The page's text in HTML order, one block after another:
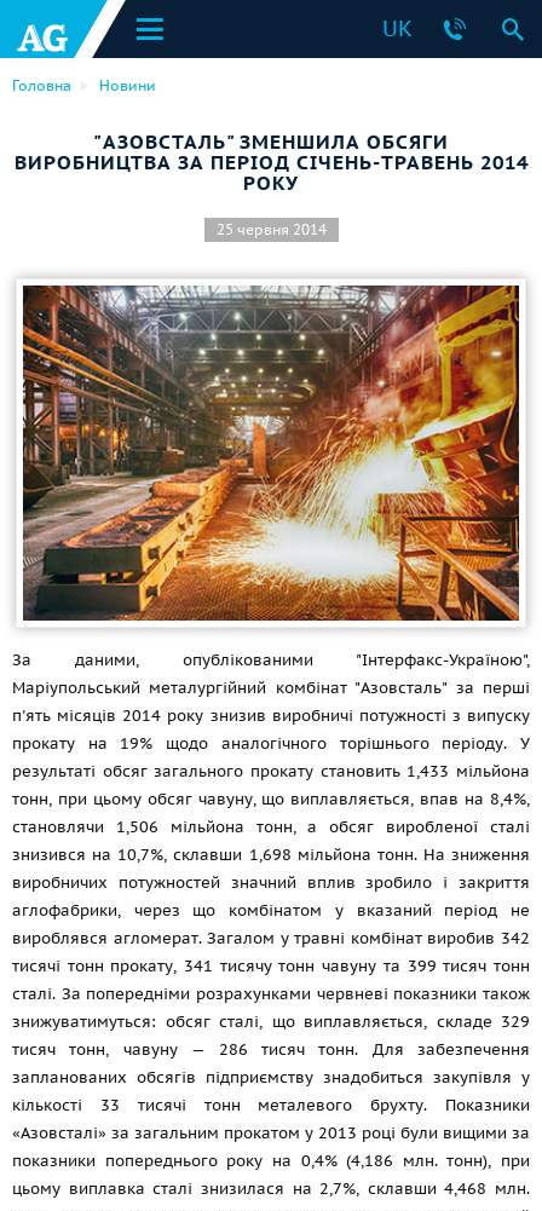
UK
Головна Новини
"АЗОВСТАЛЬ" ЗМЕНШИЛА ОБСЯГИ
ВИРОБНИЦТВА ЗА ПЕРІОД СІЧЕНЬ-ТРАВЕНЬ 2014
РОКУ
25 червня 2014
За даними, опублікованими "Інтерфакс-Україною",
Маріупольський металургійний комбінат "Азовсталь" за перші
п'ять місяців 2014 року знизив виробничі потужності з випуску
прокату на 19% щодо аналогічного торішнього періоду. У
результаті обсяг загального прокату становить 1,433 мільйона
тонн, при цьому обсяг чавуну, що виплавляється, впав на 8,4%,
становлячи 1,506 мільйона тонн, а обсяг виробленої сталі
знизився на 10,7%, склавши 1,698 мільйона тонн. На зниження
виробничих потужностей значний вплив зробило і закриття
аглофабрики, через що комбінатом у вказаний період не
вироблявся агломерат. Загалом у травні комбінат виробив 342
тисячі тонн прокату, 341 тисячу тонн чавуну та 399 тисяч тонн
сталі. За попередніми розрахунками червневі показники також
знижуватимуться: обсяг сталі, що виплавляється, складе 329
тисяч тонн, чавуну — 286 тисяч тонн. Для забезпечення
запланованих обсягів підприємству знадобиться закупівля у
кількості 33 тисячі тонн металевого брухту. Показники
«Азовсталі» за загальним прокатом у 2013 році були вищими за
показники попереднього року на 0,4% (4,186 млн. тонн), при
цьому виплавка сталі знизилася на 2,7%, склавши 4,468 млн.